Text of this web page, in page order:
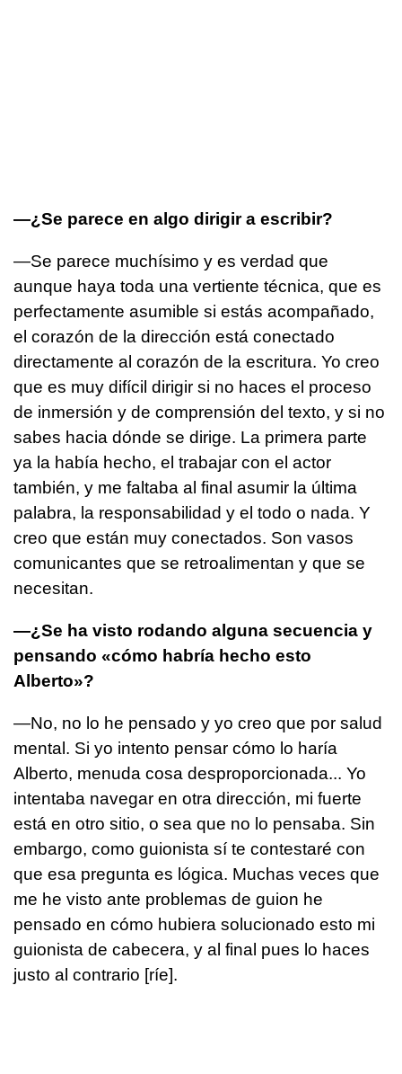
—¿Se parece en algo dirigir a escribir?
—Se parece muchísimo y es verdad que
aunque haya toda una vertiente técnica, que es
perfectamente asumible si estás acompañado,
el corazón de la dirección está conectado
directamente al corazón de la escritura. Yo creo
que es muy difícil dirigir si no haces el proceso
de inmersión y de comprensión del texto, y si no
sabes hacia dónde se dirige. La primera parte
ya la había hecho, el trabajar con el actor
también, y me faltaba al final asumir la última
palabra, la responsabilidad y el todo o nada. Y
creo que están muy conectados. Son vasos
comunicantes que se retroalimentan y que se
necesitan.
—¿Se ha visto rodando alguna secuencia y
pensando «cómo habría hecho esto
Alberto»?
—No, no lo he pensado y yo creo que por salud
mental. Si yo intento pensar cómo lo haría
Alberto, menuda cosa desproporcionada... Yo
intentaba navegar en otra dirección, mi fuerte
está en otro sitio, o sea que no lo pensaba. Sin
embargo, como guionista sí te contestaré con
que esa pregunta es lógica. Muchas veces que
me he visto ante problemas de guion he
pensado en cómo hubiera solucionado esto mi
guionista de cabecera, y al final pues lo haces
justo al contrario [ríe].